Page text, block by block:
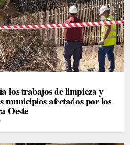
los trabajos de limpieza y
municipios afectados por los
Oeste